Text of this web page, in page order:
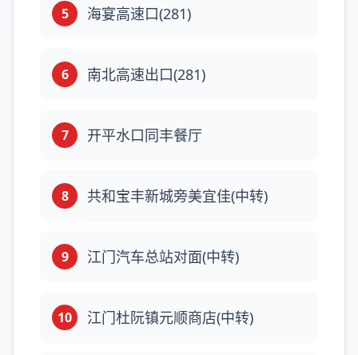
5 海宴高速口(281)
6 南北高速出口(281)
7 开平水口同丰餐厅
8 共和宝丰新城旁美宜佳(中转)
9 江门汽车总站对面(中转)
10 江门杜阮镇元顺商店(中转)